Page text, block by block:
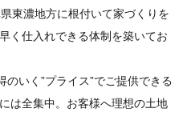
東濃地方に根付いて家づくりを
く仕入れできる体制を築いてお
のいく”プライス”でご提供できる
は全集中。お客様へ理想の土地